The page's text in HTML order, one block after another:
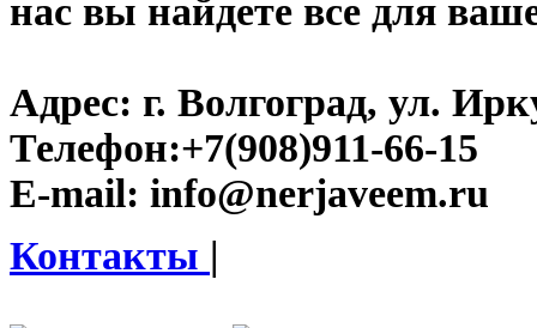
нас вы найдете все для
Адрес: г. Волгоград, ул.
Телефон:+7(908)911-66-15
E-mail: info@nerjaveem.ru
Контакты |